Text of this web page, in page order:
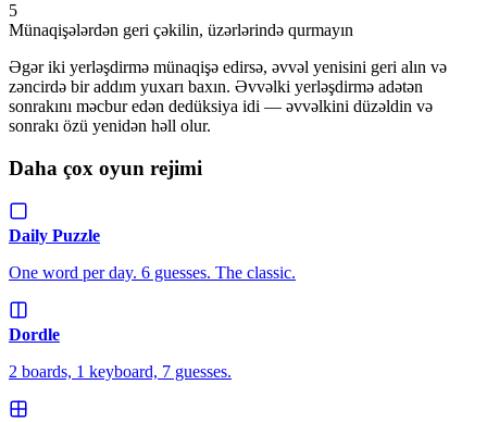
5
Münaqişələrdən geri çəkilin, üzərlərində qurmayın
Əgər iki yerləşdirmə münaqişə edirsə, əvvəl yenisini geri alın və
zəncirdə bir addım yuxarı baxın. Əvvəlki yerləşdirmə adətən
sonrakını məcbur edən dedüksiya idi — əvvəlkini düzəldin və
sonrakı özü yenidən həll olur.
Daha çox oyun rejimi
Daily Puzzle
One word per day. 6 guesses. The classic.
Dordle
2 boards, 1 keyboard, 7 guesses.